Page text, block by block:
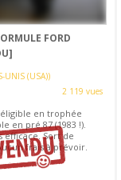
FORD
UNIS (USA))
2 119 vues
en trophée
en pré 87 (1983 !).
efficace. Sort de
frais à prévoir.